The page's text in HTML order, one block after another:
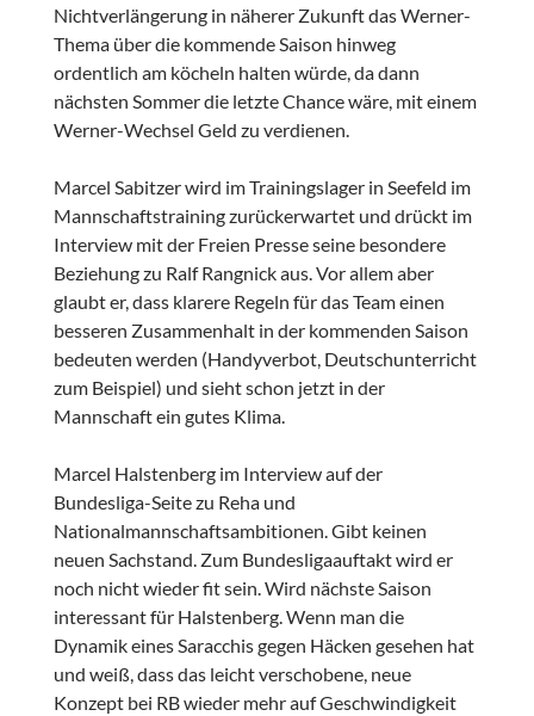
Nichtverlängerung in näherer Zukunft das Werner-
Thema über die kommende Saison hinweg
ordentlich am köcheln halten würde, da dann
nächsten Sommer die letzte Chance wäre, mit einem
Werner-Wechsel Geld zu verdienen.
Marcel Sabitzer wird im Trainingslager in Seefeld im
Mannschaftstraining zurückerwartet und drückt im
Interview mit der Freien Presse seine besondere
Beziehung zu Ralf Rangnick aus. Vor allem aber
glaubt er, dass klarere Regeln für das Team einen
besseren Zusammenhalt in der kommenden Saison
bedeuten werden (Handyverbot, Deutschunterricht
zum Beispiel) und sieht schon jetzt in der
Mannschaft ein gutes Klima.
Marcel Halstenberg im Interview auf der
Bundesliga-Seite zu Reha und
Nationalmannschaftsambitionen. Gibt keinen
neuen Sachstand. Zum Bundesligaauftakt wird er
noch nicht wieder fit sein. Wird nächste Saison
interessant für Halstenberg. Wenn man die
Dynamik eines Saracchis gegen Häcken gesehen hat
und weiß, dass das leicht verschobene, neue
Konzept bei RB wieder mehr auf Geschwindigkeit